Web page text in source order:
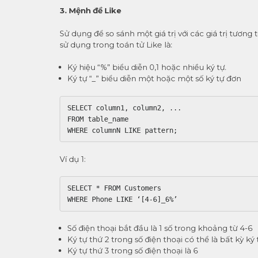
3. Mệnh đề Like
Sử dụng để so sánh một giá trị với các giá trị
sử dụng trong toán tử Like là:
Ký hiệu “%” biểu diễn 0,1 hoặc nhiều ký tự.
Ký tự “_” biểu diễn một hoặc một số ký tự đơn
SELECT column1, column2, ...
FROM table_name
Ví dụ 1:
SELECT * FROM Customers
Số điện thoại bắt đầu là 1 số trong khoảng từ 4-6
Ký tự thứ 2 trong số điện thoại có thể là bất kỳ ký
Ký tự thứ 3 trong số điện thoại là 6